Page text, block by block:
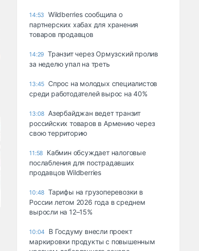
14:53
Wildberries сообщила о
партнерских хабах для хранения
товаров продавцов
14:29 Транзит через Ормузский пролив
за неделю упал на треть
13:45 Спрос на молодых специалистов
среди работодателей вырос на 40%
13:08 Азербайджан ведет транзит
российских товаров в Армению через
свою территорию
11:58 Кабмин обсуждает налоговые
послабления для пострадавших
продавцов Wildberries
10:48 Тарифы на грузоперевозки в
России летом 2026 года в среднем
выросли на 12–15%
10:04
В Госдуму внесли проект
маркировки продукты с повышенным